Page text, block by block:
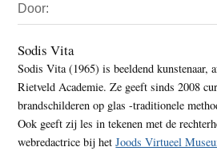
Sidebar
Door:
Sodis Vita
Sodis Vita (1965) is beeldend kunstenaar,
Rietveld Academie. Ze geeft sinds 2008
brandschilderen op glas -traditionele
Ook geeft zij les in tekenen met de
webredactrice bij hetJoods Virtueel